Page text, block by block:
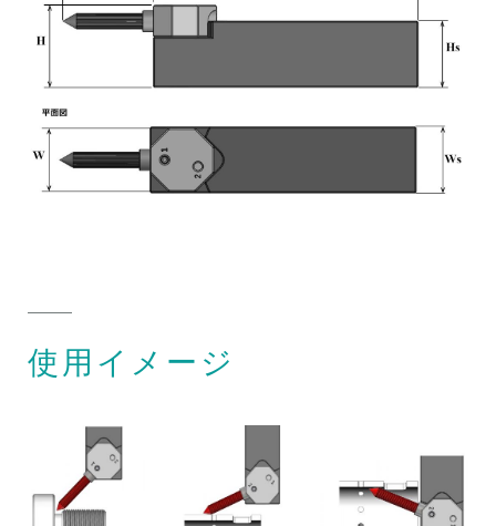
使用イメージ